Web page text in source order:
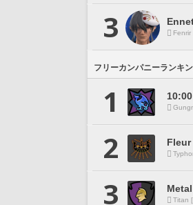
3 Fenrir
フリーカンパニーランキ
1 10:00
2
3 Titan